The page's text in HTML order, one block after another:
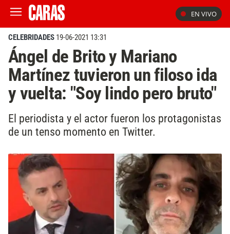
EN VIVO
CELEBRIDADES 19-06-2021 13:31
Ángel de Brito y Mariano
Martínez tuvieron un filoso ida
y vuelta: "Soy lindo pero bruto"
El periodista y el actor fueron los protagonistas
de un tenso momento en Twitter.